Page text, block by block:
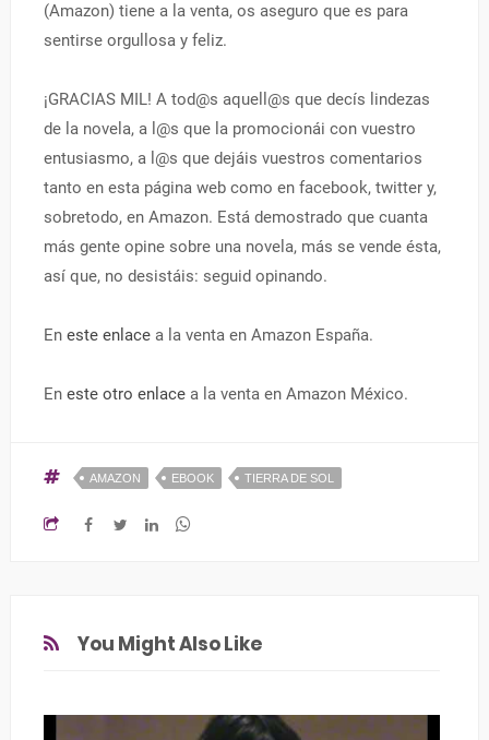
(Amazon) tiene a la venta, os aseguro que es para
sentirse orgullosa y feliz.
¡GRACIAS MIL! A tod@s aquell@s que decís lindezas
de la novela, a l@s que la promocionái con vuestro
entusiasmo, a l@s que dejáis vuestros comentarios
tanto en esta página web como en facebook, twitter y,
sobretodo, en Amazon. Está demostrado que cuanta
más gente opine sobre una novela, más se vende ésta,
así que, no desistáis: seguid opinando.
En este enlacea la venta en Amazon España.
En este otro enlacea la venta en Amazon México.
AMAZON EBOOK TIERRA DE SOL
You Might Also Like